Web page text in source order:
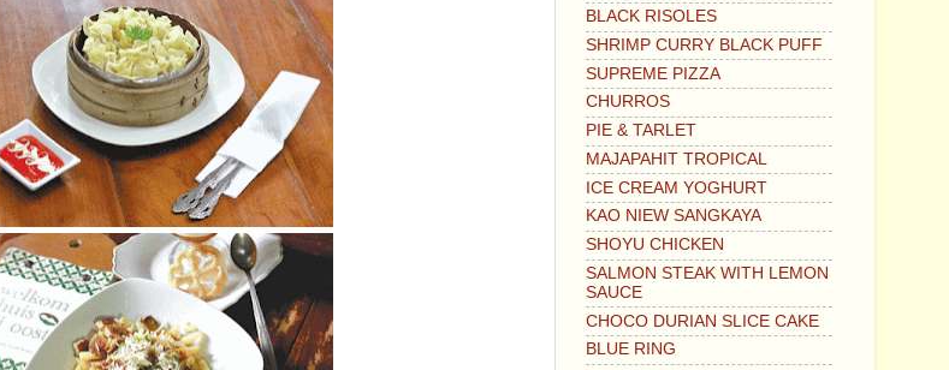
BLACK RISOLES
SHRIMP CURRY BLACK PUFF
SUPREME PIZZA
CHURROS
PIE & TARLET
MAJAPAHIT TROPICAL
ICE CREAM YOGHURT
KAO NIEW SANGKAYA
SHOYU CHICKEN
SALMON STEAK WITH LEMON
SAUCE
CHOCO DURIAN SLICE CAKE
BLUE RING